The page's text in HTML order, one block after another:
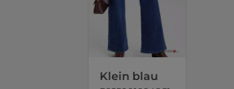
Klein blau